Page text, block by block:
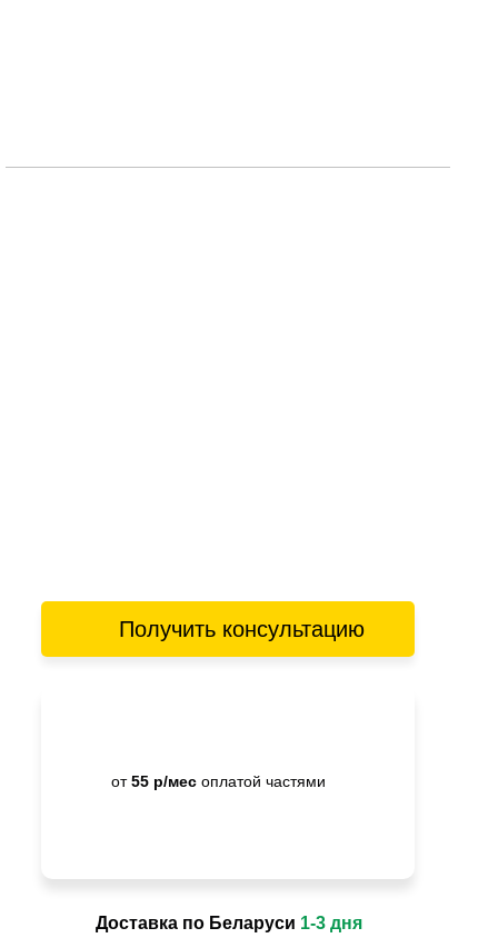
Получить консультацию
от55 р/мес оплатой частями
Доставка по Беларуси 1-3 дня